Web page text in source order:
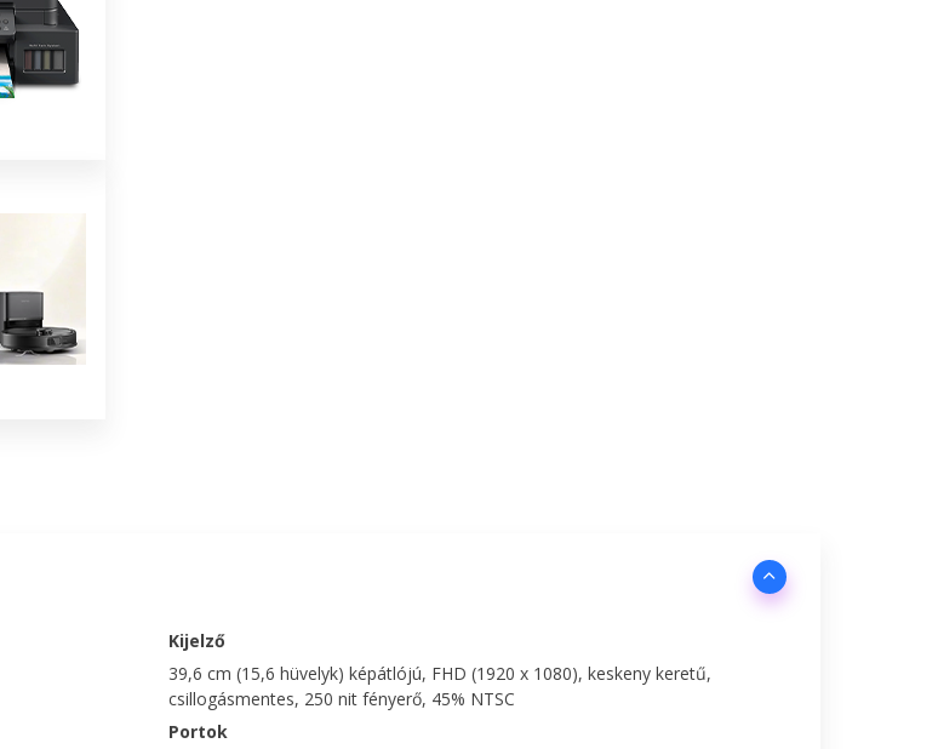
Kijelző
39,6 cm (15,6 hüvelyk) képátlójú, FHD (1920 x 1080), keskeny keretű,
csillogásmentes, 250 nit fényerő, 45% NTSC
Portok